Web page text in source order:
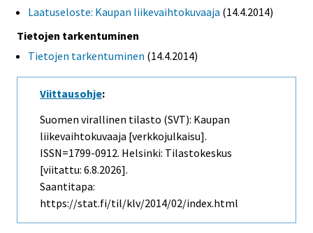
Laatuseloste: Kaupan liikevaihtokuvaaja (14.4.2014)
Tietojen tarkentuminen
Tietojen tarkentuminen (14.4.2014)
Viittausohje:
Suomen virallinen tilasto (SVT): Kaupan
liikevaihtokuvaaja [verkkojulkaisu].
ISSN=1799-0912. Helsinki: Tilastokeskus
[viitattu: 6.8.2026].
Saantitapa:
https://stat.fi/til/klv/2014/02/index.html